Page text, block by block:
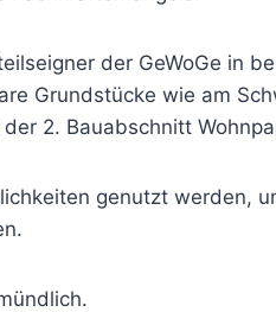
der GeWoGe in
Grundstücke wie am
2. Bauabschnitt
genutzt werden,